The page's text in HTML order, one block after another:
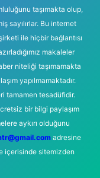
taşımakta olup,
sayılırlar. Bu internet
ile hiçbir bağlantısı
makaleler
niteliği taşımamakta
yapılmamaktadır.
tamamen tesadüfidir.
bir bilgi paylaşım
aykırı olduğunu
adresine
içerisinde sitemizden